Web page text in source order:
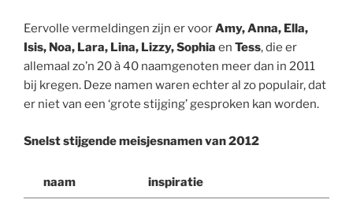
Eervolle vermeldingen zijn er voorAmy, Anna, Ella,
Isis, Noa, Lara, Lina, Lizzy, Sophia en Tess, die er
allemaal zo’n 20 à 40 naamgenoten meer dan in 2011
bij kregen. Deze namen waren echter al zo populair, dat
er niet van een ‘grote stijging’ gesproken kan worden.
Snelst stijgende meisjesnamen van 2012
naam inspiratie